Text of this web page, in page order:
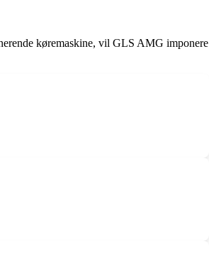
køremaskine, vil GLS AMG imponere